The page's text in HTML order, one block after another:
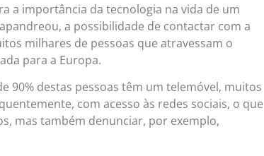
a importância da tecnologia na vida de um
a possibilidade de contactar com a
milhares de pessoas que atravessam o
para a Europa.
90% destas pessoas têm um telemóvel, muitos
com acesso às redes sociais, o que
mas também denunciar, por exemplo,